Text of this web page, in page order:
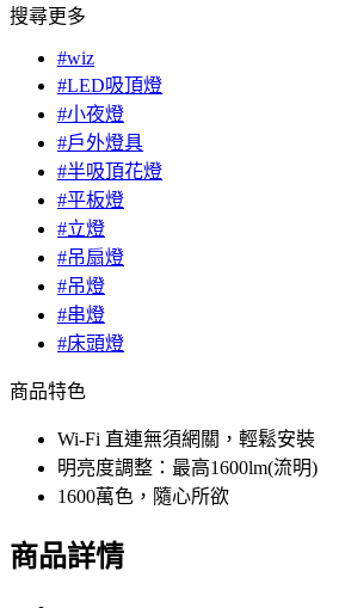
搜尋更多
#wiz
#LED吸頂燈
#小夜燈
#戶外燈具
#半吸頂花燈
#平板燈
#立燈
#吊扇燈
#吊燈
#串燈
#床頭燈
商品特色
Wi-Fi 直連無須網關，輕鬆安裝
明亮度調整：最高1600lm(流明)
1600萬色，隨心所欲
商品詳情